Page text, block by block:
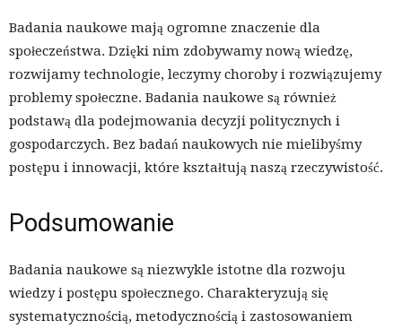
Badania naukowe mają ogromne znaczenie dla
społeczeństwa. Dzięki nim zdobywamy nową wiedzę,
rozwijamy technologie, leczymy choroby i rozwiązujemy
problemy społeczne. Badania naukowe są również
podstawą dla podejmowania decyzji politycznych i
gospodarczych. Bez badań naukowych nie mielibyśmy
postępu i innowacji, które kształtują naszą rzeczywistość.
Podsumowanie
Badania naukowe są niezwykle istotne dla rozwoju
wiedzy i postępu społecznego. Charakteryzują się
systematycznością, metodycznością i zastosowaniem